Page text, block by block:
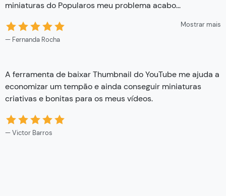
miniaturas do Popularos meu problema acabo...
Mostrar mais
Fernanda Rocha
A ferramenta de baixar Thumbnail do YouTube me ajuda a
economizar um tempão e ainda conseguir miniaturas
criativas e bonitas para os meus vídeos.
Victor Barros